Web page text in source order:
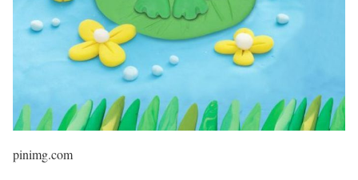
pinimg.com